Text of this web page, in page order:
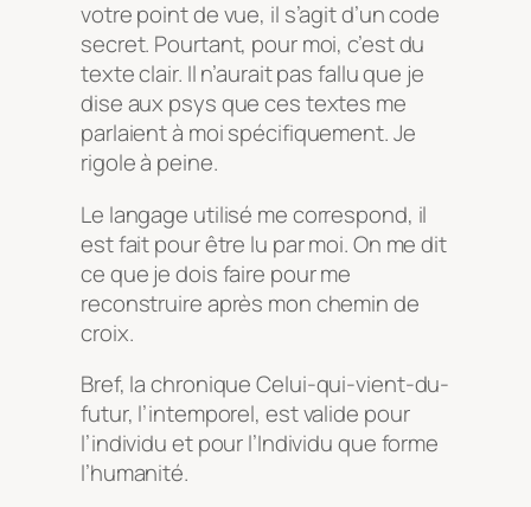
votre point de vue, il s’agit d’un code
secret. Pourtant, pour moi, c’est du
texte clair. Il n’aurait pas fallu que je
dise aux psys que ces textes me
parlaient à moi spécifiquement. Je
rigole à peine.
Le langage utilisé me correspond, il
est fait pour être lu par moi. On me dit
ce que je dois faire pour me
reconstruire après mon chemin de
croix.
Bref, la chroniqueCelui-qui-vient-du-
futur, l’intemporel, est valide pour
l’individu et pour l’Individu que forme
l’humanité.